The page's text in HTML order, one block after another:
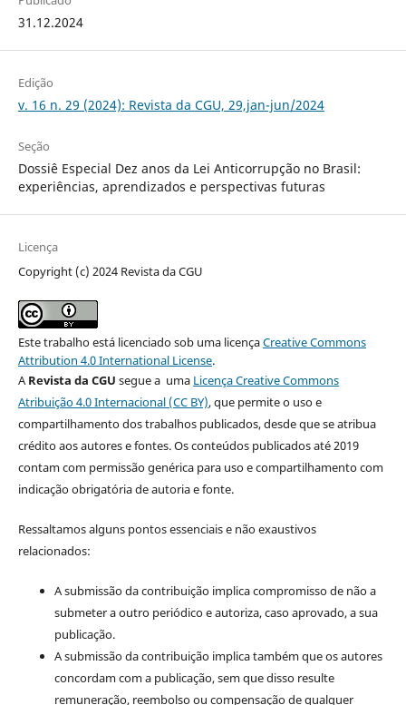
31.12.2024
Edição
v. 16 n. 29 (2024): Revista da CGU, 29,jan-jun/2024
Seção
Dossiê Especial Dez anos da Lei Anticorrupção no Brasil:
experiências, aprendizados e perspectivas futuras
Licença
Copyright (c) 2024 Revista da CGU
Este trabalho está licenciado sob uma licençaCreative Commons
Attribution 4.0 International License.
ARevista da CGU segue a uma Licença Creative Commons
Atribuição 4.0 Internacional (CC BY), que permite o uso e
compartilhamento dos trabalhos publicados, desde que se atribua
crédito aos autores e fontes. Os conteúdos publicados até 2019
contam com permissão genérica para uso e compartilhamento com
indicação obrigatória de autoria e fonte.
Ressaltamos alguns pontos essenciais e não exaustivos
relacionados:
A submissão da contribuição implica compromisso de não a
submeter a outro periódico e autoriza, caso aprovado, a sua
publicação.
A submissão da contribuição implica também que os autores
concordam com a publicação, sem que disso resulte
remuneração, reembolso ou compensação de qualquer